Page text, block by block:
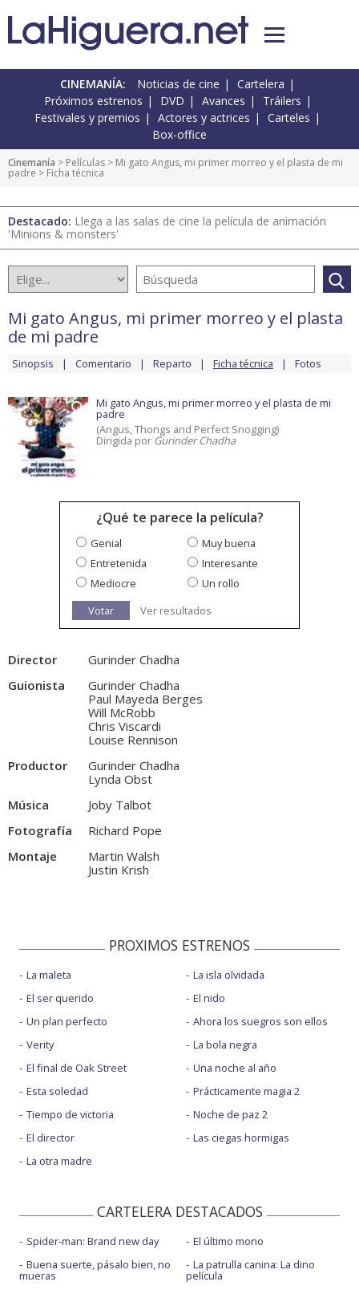
CINEMANÍA: Noticias de cine
Cartelera
Próximos estrenos
DVD Avances
Tráilers
Festivales y premios
Actores y actrices
Carteles
Box-office
Cinemanía > Películas > Mi gato Angus, mi primer morreo y el plasta de mi
padre > Ficha técnica
Destacado: Llega a las salas de cine la película de animación
'Minions & monsters'
Mi gato Angus, mi primer morreo y el plasta
de mi padre
Sinopsis Comentario Reparto Ficha técnica Fotos
Mi gato Angus, mi primer morreo y el plasta de mi
padre
(Angus, Thongs and Perfect Snogging)
Dirigida por Gurinder Chadha
¿Qué te parece la película?
Genial
Muy buena
Entretenida
Interesante
Mediocre
Un rollo
Votar
Ver resultados
Director
Gurinder Chadha
Guionista
Gurinder Chadha
Paul Mayeda Berges
Will McRobb
Chris Viscardi
Louise Rennison
Productor
Gurinder Chadha
Lynda Obst
Música
Joby Talbot
Fotografía
Richard Pope
Montaje
Martin Walsh
Justin Krish
PROXIMOS ESTRENOS
La maleta
El ser querido
Un plan perfecto
Verity
El final de Oak Street
Esta soledad
Tiempo de victoria
El director
La otra madre
La isla olvidada
El nido
Ahora los suegros son ellos
La bola negra
Una noche al año
Prácticamente magia 2
Noche de paz 2
Las ciegas hormigas
CARTELERA DESTACADOS
Spider-man: Brand new day
Buena suerte, pásalo bien, no
mueras
El último mono
La patrulla canina: La dino
película